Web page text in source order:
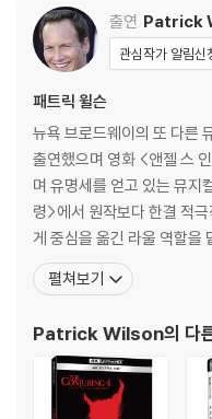
미드웨이 전투는그 드라마틱
지점이 맞닿아 있는 것이다.제
총사령관‘니미츠’ 제독은 훗
위대한 해군제독”이라고 평가
영화 [명량]과 닮은 꼴 영화 [
지배를 막기 위해 일본과의 치
모습을 담아 시작부터 이목을
전의 패배로 기억되는 진주만
‘레이튼’(패트릭 윌슨)은 충격
암호에 자주 등장하는‘AF’암
츠’ 제독과 함께 일본군의 미
토화가 된 미군은 같은 실수를
세임에도 불구하고 목숨을 걸
터프라이즈호의 타고난 리더 ‘
격 전술을 비롯, 용기 있는 모
출연 Patrick
관심작가 알림신
패트릭 윌슨
뉴욕 브로드웨이의 또 다른
출연했으며 영화 <앤젤 스
며 유명세를 얻고 있는 뮤지
령>에서 원작보다 한결 적
게 중심을 옮긴 라울 역할을
오디션을 통해 패트릭과의
의 캐스팅에 "패트릭은 살아
칠드런(2006)|브래드 아담
펼쳐보기
Patrick Wilson의 다